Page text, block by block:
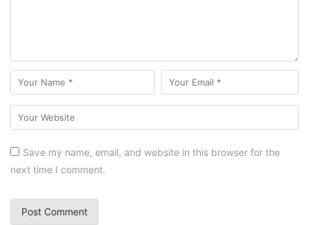
Save my name, email, and website in this browser for the
next time I comment.